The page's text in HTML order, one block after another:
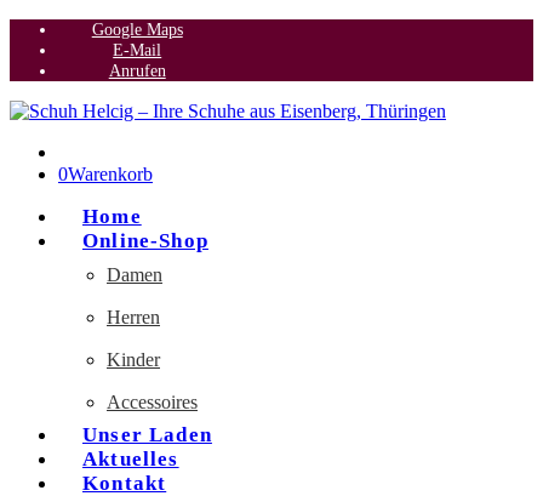
Google Maps
E-Mail
Anrufen
0Warenkorb
Home
Online-Shop
Damen
Herren
Kinder
Accessoires
Unser Laden
Aktuelles
Kontakt